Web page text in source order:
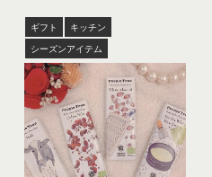
ギフト キッチン
シーズンアイテム